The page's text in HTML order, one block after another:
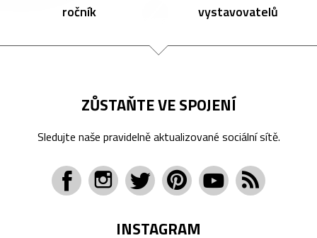
ročník vystavovatelů
ZŮSTAŇTE VE SPOJENÍ
Sledujte naše pravidelně aktualizované sociální sítě.
INSTAGRAM